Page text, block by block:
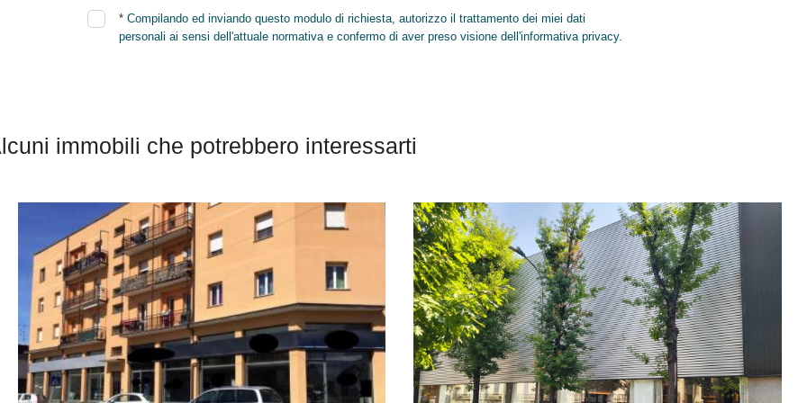
*Compilando ed inviando questo modulo di richiesta, autorizzo il trattamento dei miei dati
personali ai sensi dell'attuale normativa e confermo di aver preso visione dell'informativa privacy.
immobili che potrebbero interessarti